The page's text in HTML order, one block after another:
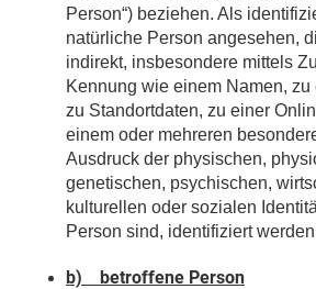
Person“) beziehen. Als
natürliche Person angesehen,
indirekt, insbesondere mittels
Kennung wie einem Namen, zu
zu Standortdaten, zu einer
einem oder mehreren
Ausdruck der physischen,
genetischen, psychischen,
kulturellen oder sozialen
Person sind, identifiziert
b) betroffene Person